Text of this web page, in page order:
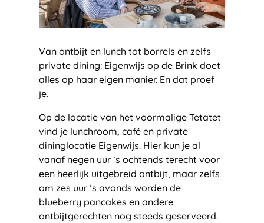
Van ontbijt en lunch tot borrels en zelfs
private dining: Eigenwijs op de Brink doet
alles op haar eigen manier. En dat proef
je.
Op de locatie van het voormalige Tetatet
vind je lunchroom, café en private
dininglocatie Eigenwijs. Hier kun je al
vanaf negen uur ’s ochtends terecht voor
een heerlijk uitgebreid ontbijt, maar zelfs
om zes uur ’s avonds worden de
blueberry pancakes en andere
ontbijtgerechten nog steeds geserveerd.